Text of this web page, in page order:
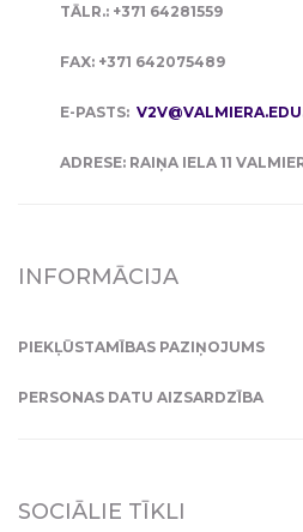
TĀLR.: +371 64281559
FAX: +371 642075489
E-PASTS:
ADRESE: RAIŅA IELA 11
INFORMĀCIJA
PIEKĻŪSTAMĪBAS PAZIŅOJUMS
PERSONAS DATU AIZSARDZĪBA
SOCIĀLIE TĪKLI